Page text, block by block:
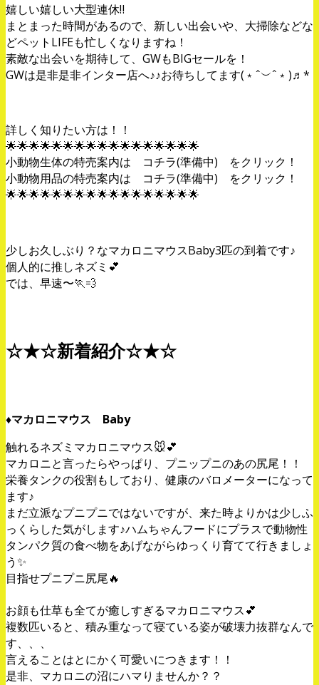
嬉しい嬉しい大型連休‼️
まとまった時間があるので、新しい出会いや、大掃除などな
どペットLIFEも忙しくなりますね！
素敵な出会いを期待して、GWもBIGセールを！
GWは是非是非インター店へ♪♪お待ちしてます(﹡ˆ︶ˆ﹡)♬*
詳しく知りたい方は！！
🌟🌟🌟🌟🌟🌟🌟🌟🌟🌟🌟🌟🌟🌟🌟🌟🌟
小動物生体の特売案内は コチラ(準備中) をクリック！
小動物用品の特売案内は コチラ(準備中) をクリック！
🌟🌟🌟🌟🌟🌟🌟🌟🌟🌟🌟🌟🌟🌟🌟🌟🌟
少しお久しぶり？なマカロニマウスBaby3匹の到着です♪
個人的に推しネズミ💕
では、早速〜🏃💨
☆★☆新着紹介☆★☆
♦︎マカロニマウス Baby
触れるネズミマカロニマウス🐭💕
マカロニと言ったらやっぱり、プニップニのあの尻尾！！
栄養タンクの役割もしており、健康のバロメーターになって
ます♪
まだ立派なプニプニではないですが、来た時よりかは少しふ
っくらした気がします♪ハムちゃんフードにプラスで動物性
タンパク質の食べ物をあげながらゆっくり育てて行きましょ
う✨
目指せプニプニ尻尾🔥
お顔も仕草も全てが癒しすぎるマカロニマウス💕
複数匹いると、積み重なって寝ている姿が破壊力抜群なんで
す、、、
言えることはとにかく可愛いにつきます！！
是非、マカロニの沼にハマりませんか？？